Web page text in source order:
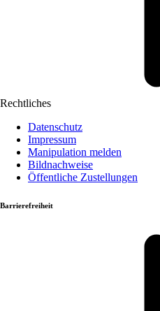
Rechtliches
Datenschutz
Impressum
Manipulation melden
Bildnachweise
Öffentliche Zustellungen
Barrierefreiheit